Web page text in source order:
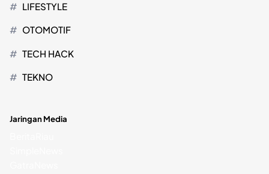
LIFESTYLE
OTOMOTIF
TECH HACK
TEKNO
Jaringan Media